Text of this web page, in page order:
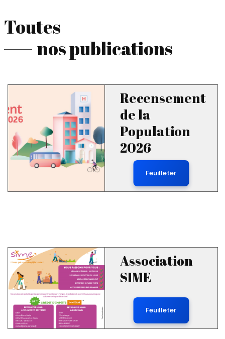
Toutes
nos publications
Recensement
de la
Population
2026
Feuilleter
Association
SIME
Feuilleter